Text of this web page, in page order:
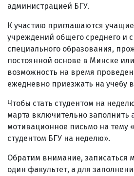
администрацией БГУ.
К участию приглашаются
учреждений общего среднего и
специального образования,
постоянной основе в Минске
возможность на время
ежедневно приезжать на учебу
Чтобы стать студентом на
марта включительно заполнить
мотивационное письмо на тему
студентом БГУ на неделю».
Обратим внимание, записаться
один факультет, а для